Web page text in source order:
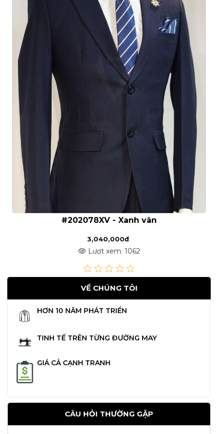
- Hotline: 093.862.0261 -
0925.777.337
- Giờ mở cửa:
11:00 - 21:00
- Địa Chỉ:151 NGÔ
QUYỀN. F6. QUẬN 10.
#202078XV - Xanh vân
3,040,000đ
Lượt xem: 1062
VỀ CHÚNG TÔI
HƠN 10 NĂM PHÁT TRIỂN
TINH TẾ TRÊN TỪNG ĐƯỜNG MAY
GIÁ CẢ CẠNH TRANH
CÂU HỎI THƯỜNG GẶP